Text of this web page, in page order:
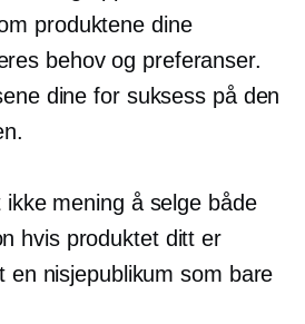
produktene dine
behov og preferanser.
dine for suksess på den
mening å selge både
hvis produktet ditt er
en nisjepublikum som bare